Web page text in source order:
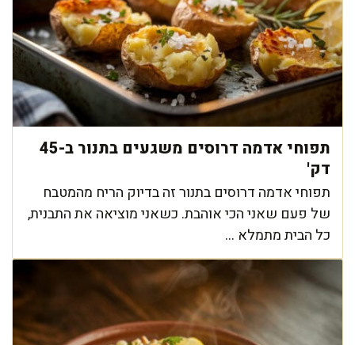
תפוחי אדמה דרוסים משגעים בתנור ב-45
דק'
תפוחי אדמה דרוסים בתנור זה בדיוק הריח מהמטבח
של פעם שאני הכי אוהבת. כשאני מוציאה את התבנית,
כל הבית מתמלא ...